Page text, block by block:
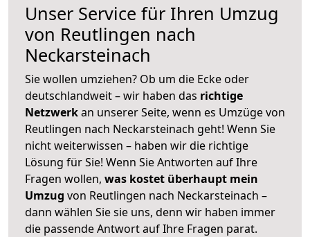
Unser Service für Ihren Umzug
von Reutlingen nach
Neckarsteinach
Sie wollen umziehen? Ob um die Ecke oder
deutschlandweit – wir haben das richtige
Netzwerkan unserer Seite, wenn es Umzüge von
Reutlingen nach Neckarsteinach geht! Wenn Sie
nicht weiterwissen – haben wir die richtige
Lösung für Sie! Wenn Sie Antworten auf Ihre
Fragen wollen, was kostet überhaupt mein
Umzug von Reutlingen nach Neckarsteinach –
dann wählen Sie sie uns, denn wir haben immer
die passende Antwort auf Ihre Fragen parat.